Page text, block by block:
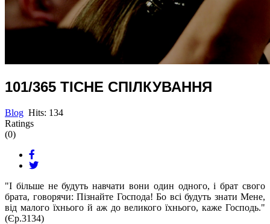
101/365 ТІСНЕ СПІЛКУВАННЯ
Blog Hits: 134
Ratings
(0)
"І більше не будуть навчати вони один одного, і брат свого
брата, говорячи: Пізнайте Господа! Бо всі будуть знати Мене,
від малого їхнього й аж до великого їхнього, каже Господь."
(Єр.3134)